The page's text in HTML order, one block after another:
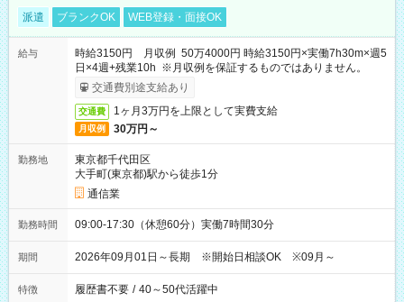
派遣 ブランクOK WEB登録・面接OK
給与
時給3150円 月収例 50万4000円 時給3150円×実働7h30m×週5
日×4週+残業10h ※月収例を保証するものではありません。
交通費別途支給あり
交通費 1ヶ月3万円を上限として実費支給
月収例 30万円～
勤務地
東京都千代田区
大手町(東京都)駅から徒歩1分
通信業
勤務時間 09:00-17:30（休憩60分）実働7時間30分
期間 2026年09月01日～長期 ※開始日相談OK ※09月～
特徴 履歴書不要 / 40～50代活躍中